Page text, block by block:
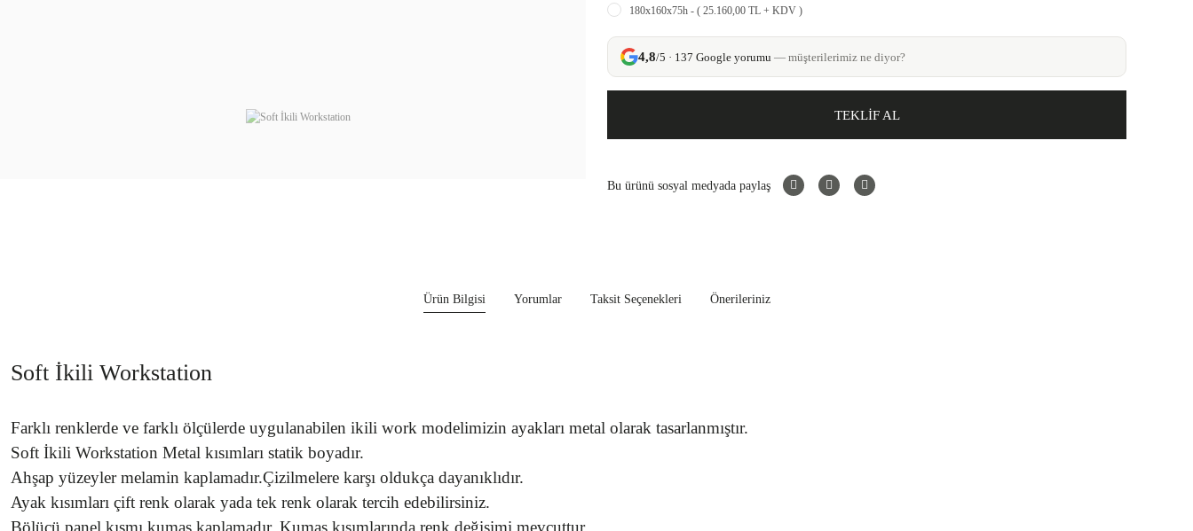
180x160x75h - ( 25.160,00 TL + KDV )
4,8/5 · 137 Google yorumu — müşterilerimiz ne diyor?
TEKLİF AL
Bu ürünü sosyal medyada paylaş
Ürün Bilgisi Yorumlar Taksit Seçenekleri Önerileriniz
Soft İkili Workstation
Farklı renklerde ve farklı ölçülerde uygulanabilen ikili work modelimizin ayakları metal olarak tasarlanmıştır.
Soft İkili Workstation Metal kısımları statik boyadır.
Ahşap yüzeyler melamin kaplamadır.Çizilmelere karşı oldukça dayanıklıdır.
Ayak kısımları çift renk olarak yada tek renk olarak tercih edebilirsiniz.
Bölücü panel kısmı kumaş kaplamadır. Kumaş kısımlarında renk değişimi mevcuttur.